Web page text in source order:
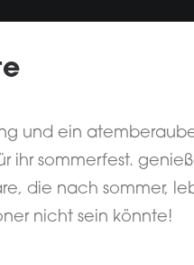
und ein
ihr sommerfest.
die nach sommer,
nicht sein könnte!